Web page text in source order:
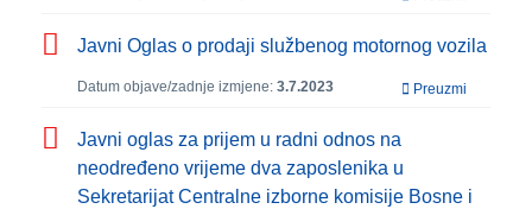
Javni Oglas o prodaji službenog motornog vozila
Datum objave/zadnje izmjene: 3.7.2023 Preuzmi
Javni oglas za prijem u radni odnos na
neodređeno vrijeme dva zaposlenika u
Sekretarijat Centralne izborne komisije Bosne i